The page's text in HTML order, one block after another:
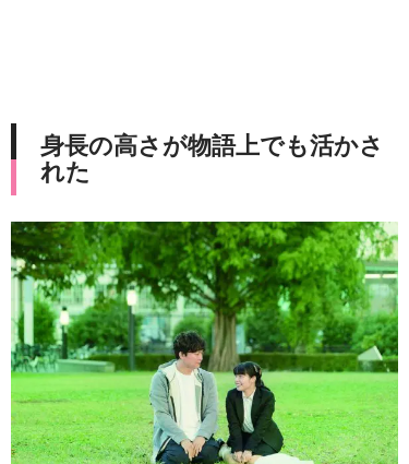
身長の高さが物語上でも活かさ
れた